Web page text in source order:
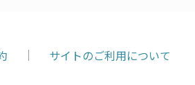
サイトのご利用について